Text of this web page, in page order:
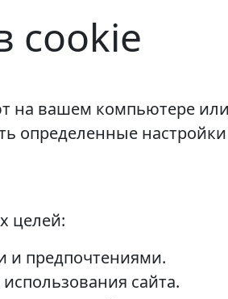
cookie
на вашем компьютере или
определенные
целей:
и предпочтениями.
сайта.